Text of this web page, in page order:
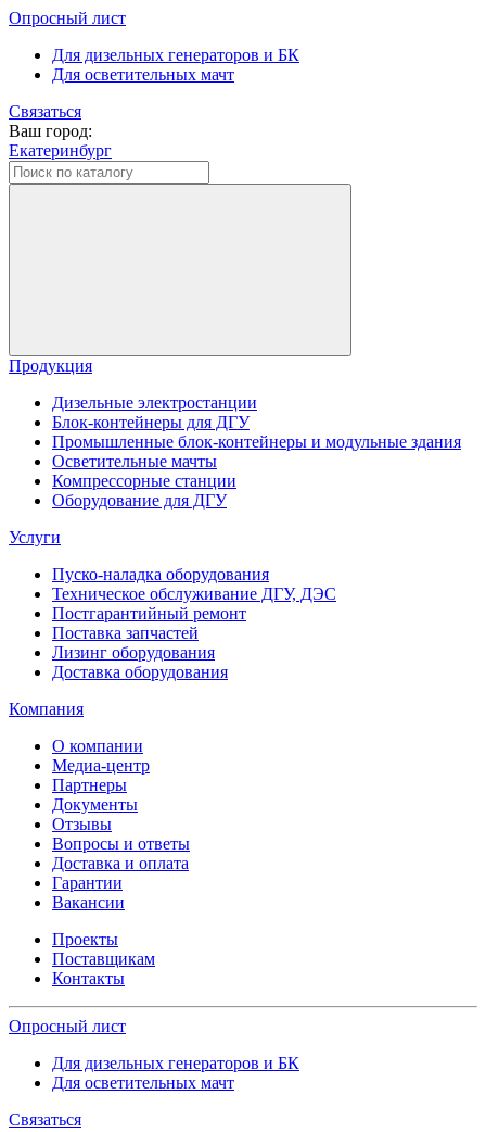
Опросный лист
Для дизельных генераторов и БК
Для осветительных мачт
Связаться
Ваш город:
Екатеринбург
Продукция
Дизельные электростанции
Блок-контейнеры для ДГУ
Промышленные блок-контейнеры и модульные здания
Осветительные мачты
Компрессорные станции
Оборудование для ДГУ
Услуги
Пуско-наладка оборудования
Техническое обслуживание ДГУ, ДЭС
Постгарантийный ремонт
Поставка запчастей
Лизинг оборудования
Доставка оборудования
Компания
О компании
Медиа-центр
Партнеры
Документы
Отзывы
Вопросы и ответы
Доставка и оплата
Гарантии
Вакансии
Проекты
Поставщикам
Контакты
Опросный лист
Для дизельных генераторов и БК
Для осветительных мачт
Связаться